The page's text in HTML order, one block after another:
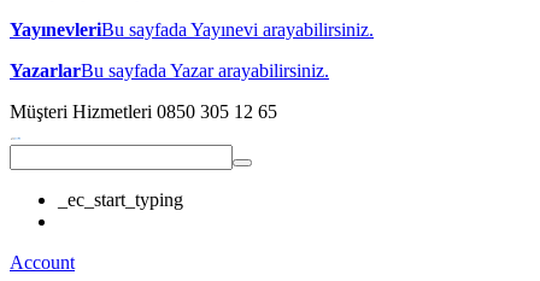
YayınevleriBu sayfada Yayınevi arayabilirsiniz.
YazarlarBu sayfada Yazar arayabilirsiniz.
Müşteri Hizmetleri 0850 305 12 65
_ec_start_typing
Account